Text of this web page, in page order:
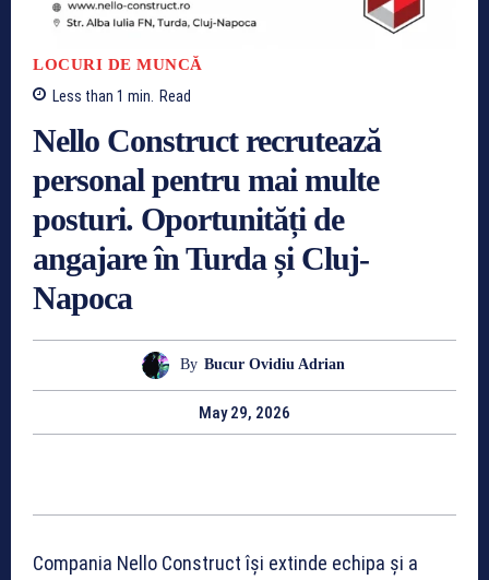
LOCURI DE MUNCĂ
Less than 1 min. Read
Nello Construct recrutează
personal pentru mai multe
posturi. Oportunități de
angajare în Turda și Cluj-
Napoca
By Bucur Ovidiu Adrian
May 29, 2026
Compania Nello Construct își extinde echipa și a